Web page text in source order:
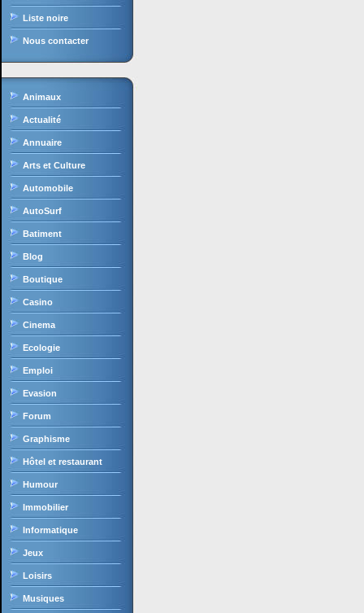
Liste noire
Nous contacter
Animaux
Actualité
Annuaire
Arts et Culture
Automobile
AutoSurf
Batiment
Blog
Boutique
Casino
Cinema
Ecologie
Emploi
Evasion
Forum
Graphisme
Hôtel et restaurant
Humour
Immobilier
Informatique
Jeux
Loisirs
Musiques